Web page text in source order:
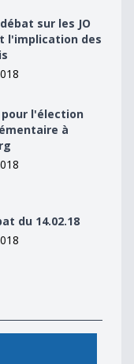
des
sur les JO
l'implication des
à
l'élection
à
du 14.02.18